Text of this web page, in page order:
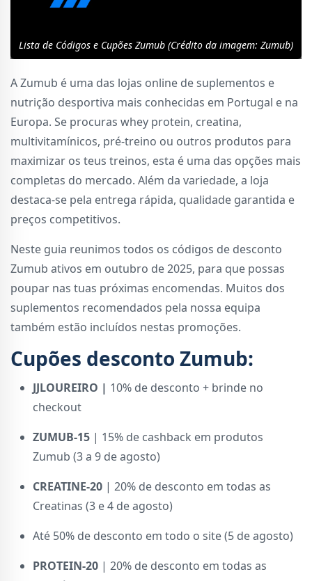
Lista de Códigos e Cupões Zumub (Crédito da imagem: Zumub)
A Zumub é uma das lojas online de suplementos e
nutrição desportiva mais conhecidas em Portugal e na
Europa. Se procuras whey protein, creatina,
multivitamínicos, pré-treino ou outros produtos para
maximizar os teus treinos, esta é uma das opções mais
completas do mercado. Além da variedade, a loja
destaca-se pela entrega rápida, qualidade garantida e
preços competitivos.
Neste guia reunimos todos os códigos de desconto
Zumub ativos em outubro de 2025, para que possas
poupar nas tuas próximas encomendas. Muitos dos
suplementos recomendados pela nossa equipa
também estão incluídos nestas promoções.
Cupões desconto Zumub:
JJLOUREIRO | 10% de desconto + brinde no
checkout
ZUMUB-15 | 15% de cashback em produtos
Zumub (3 a 9 de agosto)
CREATINE-20 | 20% de desconto em todas as
Creatinas (3 e 4 de agosto)
Até 50% de desconto em todo o site (5 de agosto)
PROTEIN-20 | 20% de desconto em todas as